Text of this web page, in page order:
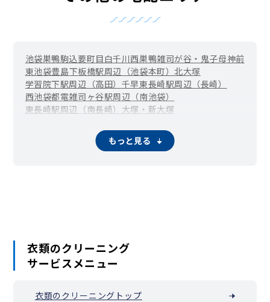
池袋巣鴨駒込要町目白千川西巣鴨雑司が谷・鬼子母神前
東池袋豊島下板橋駅周辺（池袋本町）北大塚
学習院下駅周辺（高田） 千早東長崎駅周辺（長崎）
西池袋都電雑司ヶ谷駅周辺（南池袋）
東長崎駅周辺（南長崎） 大塚・新大塚
もっと見る
衣類のクリーニング
サービスメニュー
衣類のクリーニングトップ